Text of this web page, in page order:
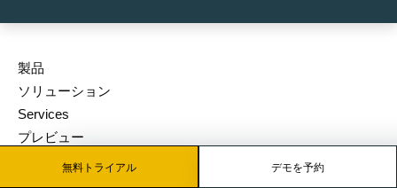
無料トライアル デモを予約
製品
ソリューション
Services
プレビュー